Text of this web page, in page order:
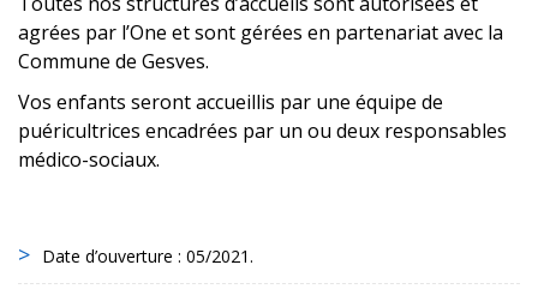
agrées par l’One et sont gérées en partenariat avec la
Commune de Gesves.
Vos enfants seront accueillis par une équipe de
puéricultrices encadrées par un ou deux responsables
médico-sociaux.
Date d’ouverture : 05/2021.